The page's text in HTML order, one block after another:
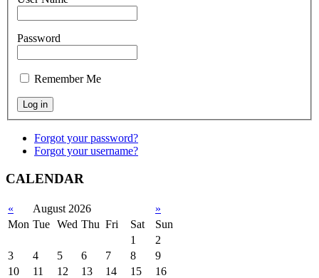
Password
Remember Me
Forgot your password?
Forgot your username?
CALENDAR
« August 2026
»
Mon Tue Wed Thu Fri Sat
Sun
1
2
3
4 5 6 7 8
9
10
11 12 13 14 15
16